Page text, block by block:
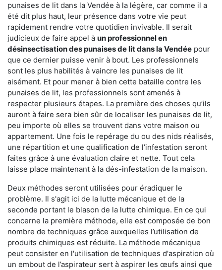
punaises de lit dans la Vendée à la légère, car comme il a
été dit plus haut, leur présence dans votre vie peut
rapidement rendre votre quotidien invivable. Il serait
judicieux de faire appel à un professionnel en
désinsectisation des punaises de lit dans la Vendée pour
que ce dernier puisse venir à bout. Les professionnels
sont les plus habilités à vaincre les punaises de lit
aisément. Et pour mener à bien cette bataille contre les
punaises de lit, les professionnels sont amenés à
respecter plusieurs étapes. La première des choses qu’ils
auront à faire sera bien sûr de localiser les punaises de lit,
peu importe où elles se trouvent dans votre maison ou
appartement. Une fois le repérage du ou des nids réalisés,
une répartition et une qualification de l’infestation seront
faites grâce à une évaluation claire et nette. Tout cela
laisse place maintenant à la dés-infestation de la maison.
Deux méthodes seront utilisées pour éradiquer le
problème. Il s'agit ici de la lutte mécanique et de la
seconde portant le blason de la lutte chimique. En ce qui
concerne la première méthode, elle est composée de bon
nombre de techniques grâce auxquelles l’utilisation de
produits chimiques est réduite. La méthode mécanique
peut consister en l'utilisation de techniques d'aspiration où
un embout de l’aspirateur sert à aspirer les œufs ainsi que